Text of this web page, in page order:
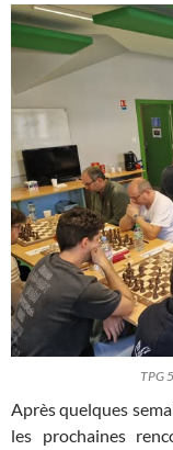
TPG
Après quelques
les prochaines